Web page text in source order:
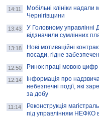
14:11
Мобільні клініки
Чернігівщини
13:43
У Головному управлінні
відзначили сумлінних
13:18
Нові мотиваційні
посади, гідне
12:50 Ринок праці мовою цифр
12:14
Інформація про
небезпечні події, які
за добу
11:14
Реконструкція
під управлінням НЕФКО